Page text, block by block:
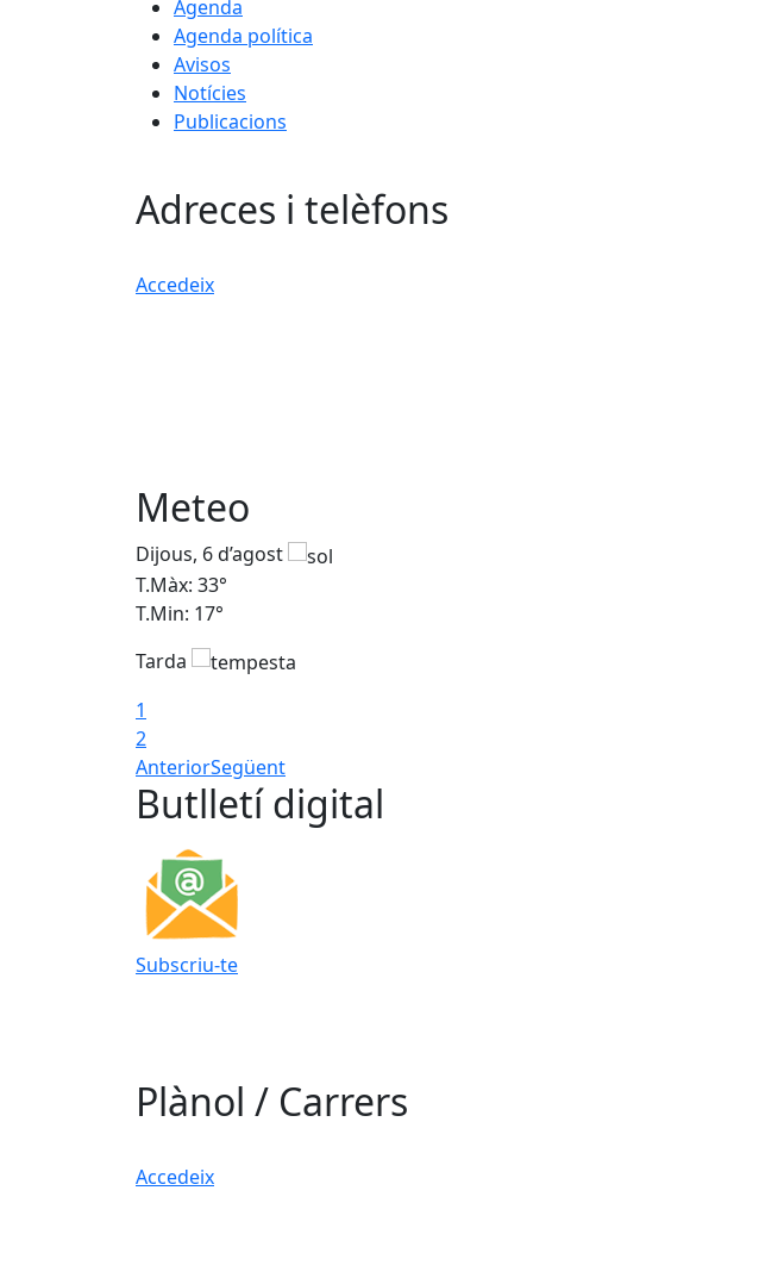
Agenda
Agenda política
Avisos
Notícies
Publicacions
Adreces i telèfons
Accedeix
Meteo
Dijous, 6 d’agost
T.Màx: 33°
T.Min: 17°
Tarda
1
2
AnteriorSegüent
Butlletí digital
Subscriu-te
Plànol / Carrers
Accedeix